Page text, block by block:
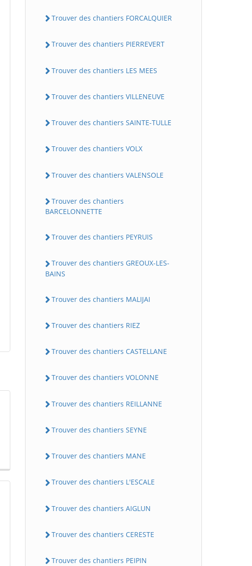
Trouver des chantiers FORCALQUIER
Trouver des chantiers PIERREVERT
Trouver des chantiers LES MEES
Trouver des chantiers VILLENEUVE
Trouver des chantiers SAINTE-TULLE
Trouver des chantiers VOLX
Trouver des chantiers VALENSOLE
Trouver des chantiers
BARCELONNETTE
Trouver des chantiers PEYRUIS
Trouver des chantiers GREOUX-LES-
BAINS
Trouver des chantiers MALIJAI
Trouver des chantiers RIEZ
Trouver des chantiers CASTELLANE
Trouver des chantiers VOLONNE
Trouver des chantiers REILLANNE
Trouver des chantiers SEYNE
Trouver des chantiers MANE
Trouver des chantiers L'ESCALE
Trouver des chantiers AIGLUN
Trouver des chantiers CERESTE
Trouver des chantiers PEIPIN